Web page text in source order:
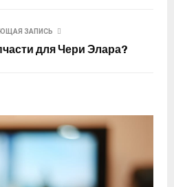
ЗАПИСЬ
для Чери Элара?